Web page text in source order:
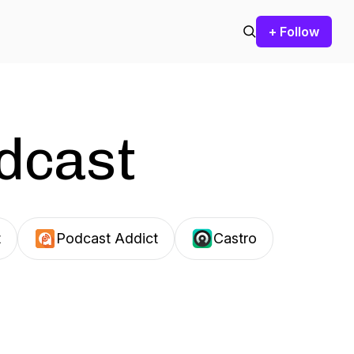
+ Follow
Podcast Addict Castro